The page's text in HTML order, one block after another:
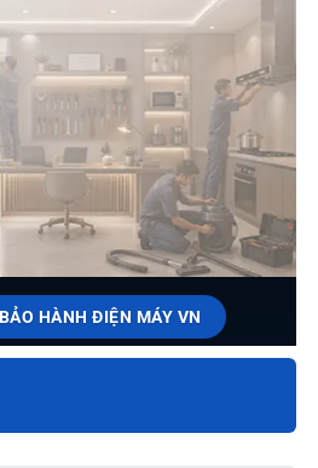
HÀNH ĐIỆN MÁY VN
BẢO HÀNH BẾP
NGOẠI